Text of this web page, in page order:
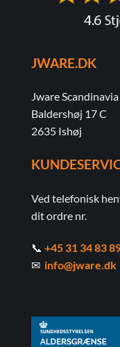
JWARE.DK
Jware
Baldershøj 17 C
2635 Ishøj
Ved telefonisk
dit ordre nr.
📞 +45 31 34 83
✉ info@jware.dk